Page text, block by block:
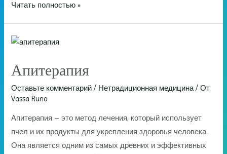
Гирудотерапия
Читать полностью »
Апитерапия
Оставьте комментарий / Нетрадиционная медицина / От
Vassa Runo
Апитерапия – это метод лечения, который использует
пчел и их продукты для укрепления здоровья человека.
Она является одним из самых древних и эффективных